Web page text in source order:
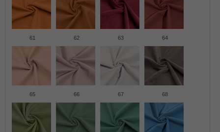
61 62 63 64
65 66 67 68